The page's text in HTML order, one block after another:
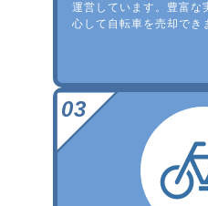
運営しています。豊富な
心して自転車を売却でき